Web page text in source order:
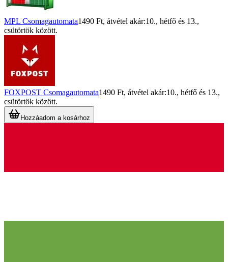
MPL Csomagautomata1490 Ft, átvétel akár:10., hétfő és 13.,
csütörtök között.
FOXPOST Csomagautomata1490 Ft, átvétel akár:10., hétfő és 13.,
csütörtök között.
Hozzáadom a kosárhoz